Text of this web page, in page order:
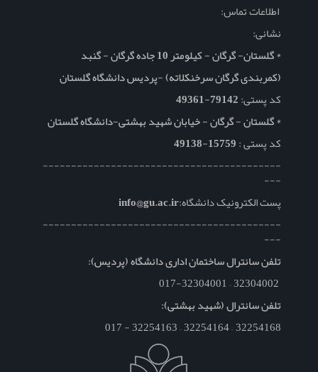
اطلاعات تماس:
نشانی:
* گلستان- گرگان - کیلومتر 10 جاده گرگان - گنبد
(کمربندی گرگان سرخنکلاته) -پردیس دانشگاه گلستان
کد پستی:79142-49361
* گلستان - گرگان - خیابان شهید بهشتی-دانشگاه گلستان
کد پستی :15759-49138
------------------------------------------
---
پست الکترونیک دانشگاه:info@gu.ac.ir
------------------------------------------
---
تلفن سانترال ساختمان اداری دانشگاه (پردیس):
تلفن سانترال (شهید بهشتی):
32254168 – 32254164 – 32254163 - 017